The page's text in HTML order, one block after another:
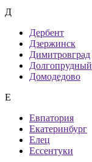
Д
Дербент
Дзержинск
Димитровград
Долгопрудный
Домодедово
Е
Евпатория
Екатеринбург
Елец
Ессентуки